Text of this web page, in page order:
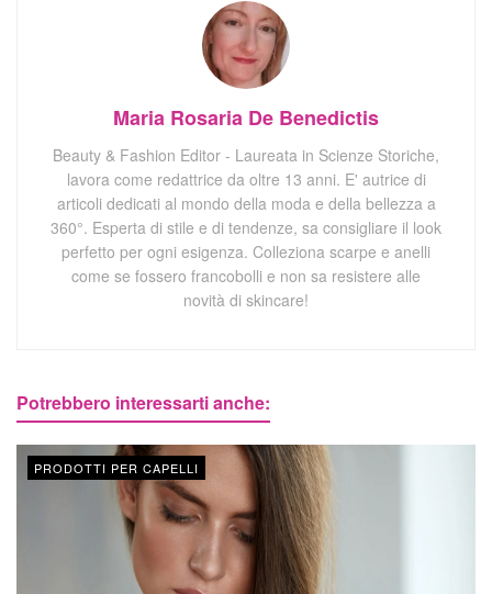
Maria Rosaria De Benedictis
Beauty & Fashion Editor - Laureata in Scienze Storiche,
lavora come redattrice da oltre 13 anni. E' autrice di
articoli dedicati al mondo della moda e della bellezza a
360°. Esperta di stile e di tendenze, sa consigliare il look
perfetto per ogni esigenza. Colleziona scarpe e anelli
come se fossero francobolli e non sa resistere alle
novità di skincare!
Potrebbero interessarti anche:
PRODOTTI PER CAPELLI